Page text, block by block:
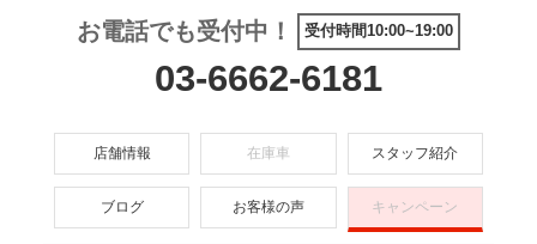
お電話でも受付中！ 受付時間10:00~19:00
03-6662-6181
店舗情報 在庫車 スタッフ紹介
ブログ お客様の声 キャンペーン